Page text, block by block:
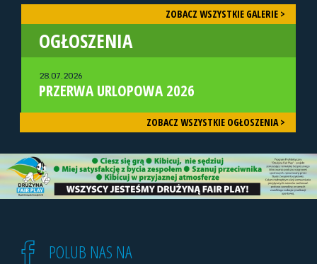
ZOBACZ WSZYSTKIE GALERIE >
OGŁOSZENIA
28.07.2026
PRZERWA URLOPOWA 2026
ZOBACZ WSZYSTKIE OGŁOSZENIA >
POLUB NAS NA